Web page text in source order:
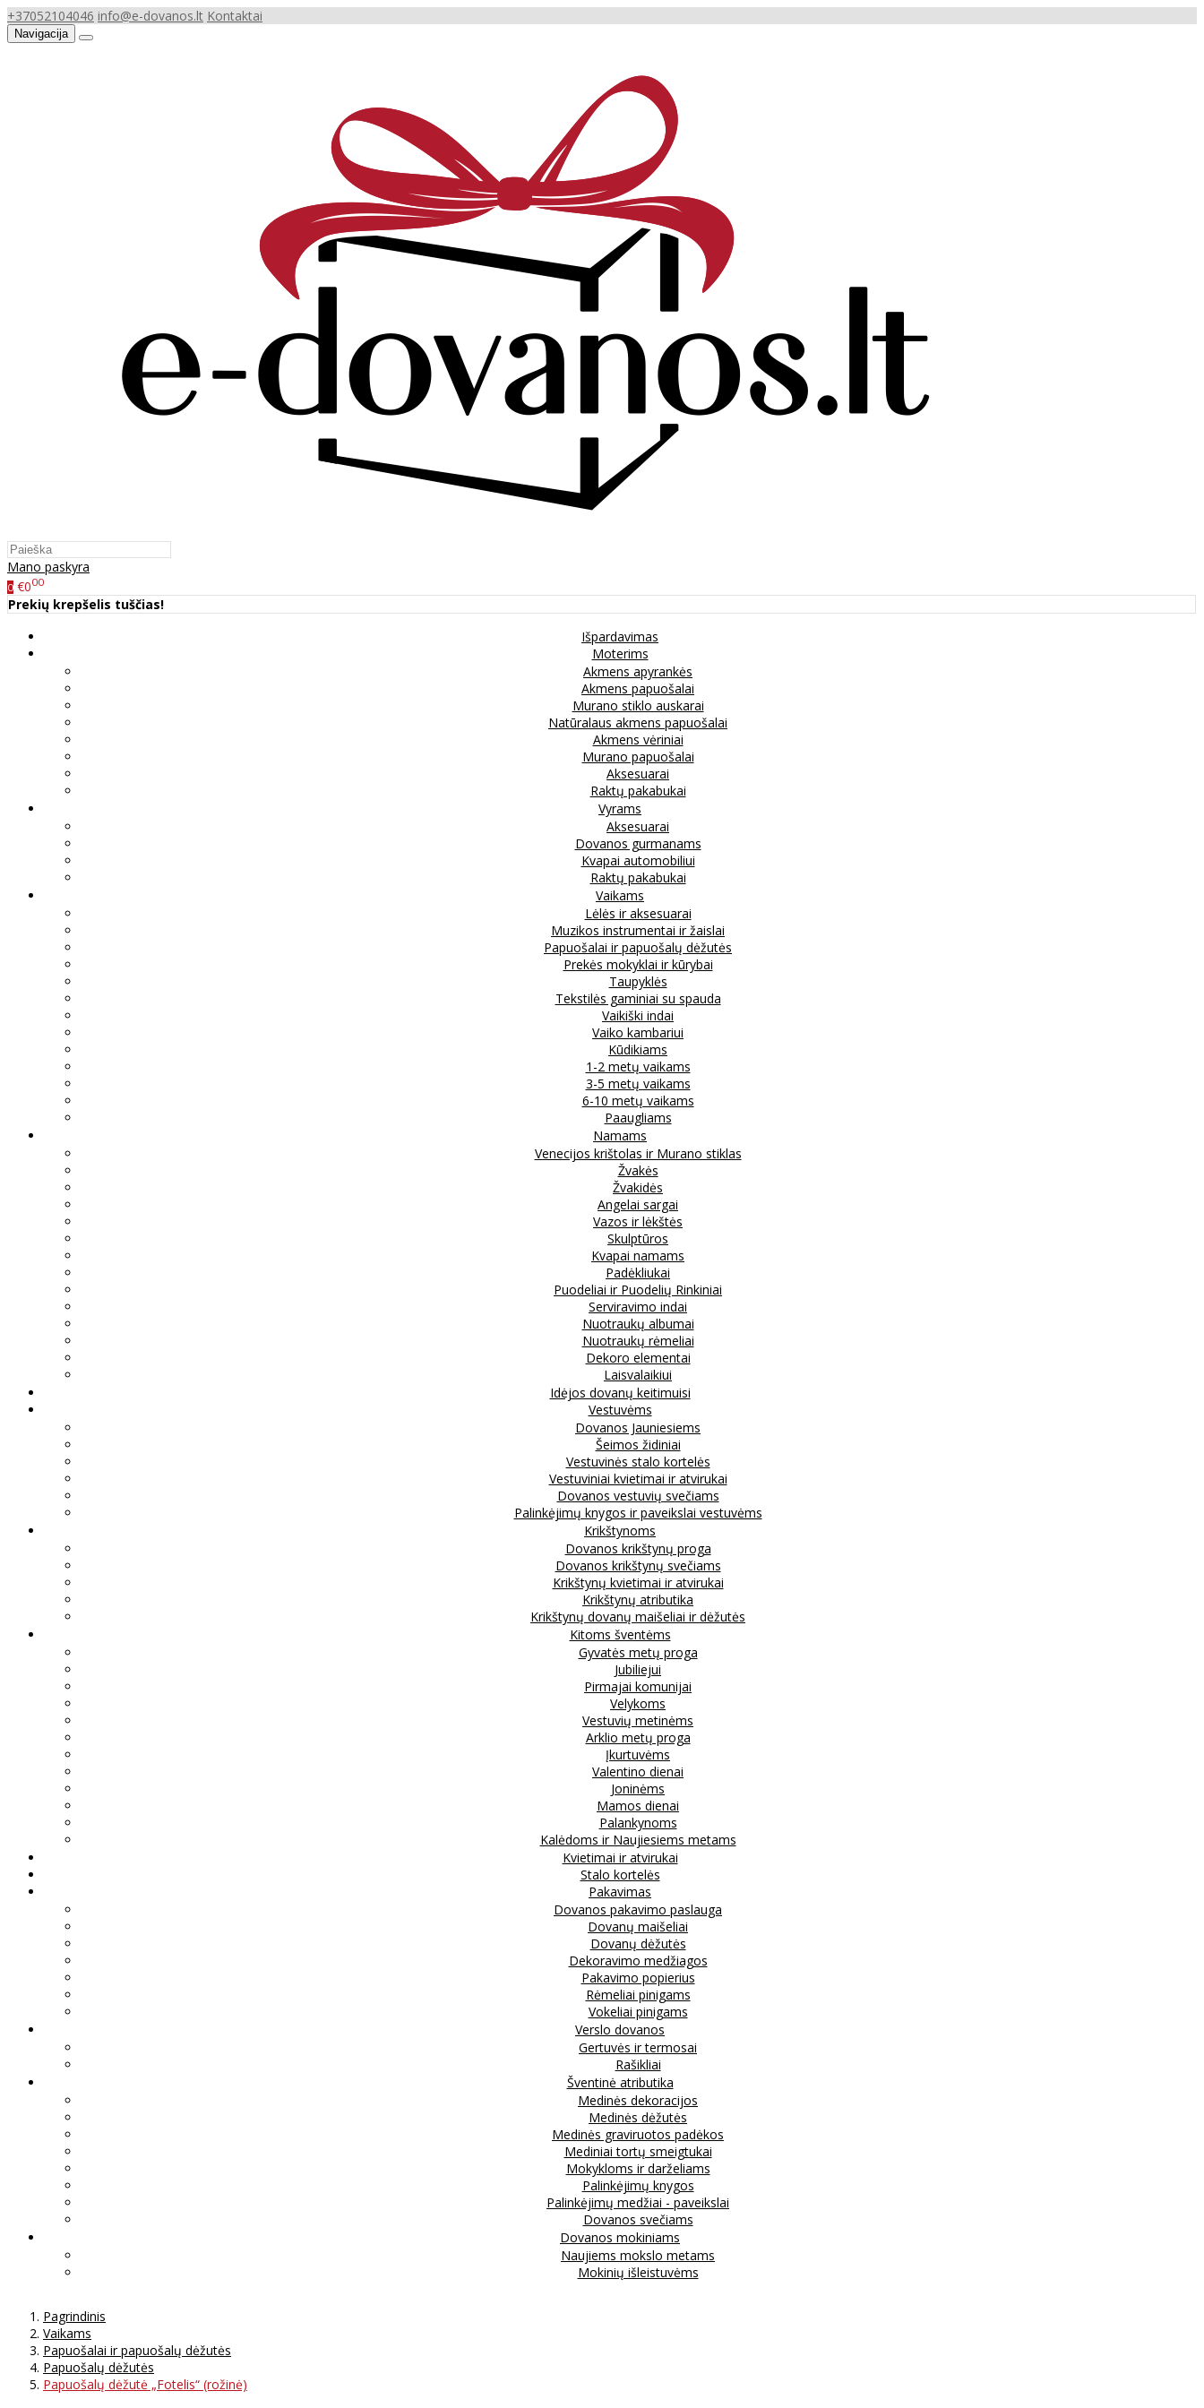
+37052104046 info@e-dovanos.lt Kontaktai
Navigacija
Mano paskyra
0 €000
Prekių krepšelis tuščias!
Išpardavimas
Moterims
Akmens apyrankės
Akmens papuošalai
Murano stiklo auskarai
Natūralaus akmens papuošalai
Akmens vėriniai
Murano papuošalai
Aksesuarai
Raktų pakabukai
Vyrams
Aksesuarai
Dovanos gurmanams
Kvapai automobiliui
Raktų pakabukai
Vaikams
Lėlės ir aksesuarai
Muzikos instrumentai ir žaislai
Papuošalai ir papuošalų dėžutės
Prekės mokyklai ir kūrybai
Taupyklės
Tekstilės gaminiai su spauda
Vaikiški indai
Vaiko kambariui
Kūdikiams
1-2 metų vaikams
3-5 metų vaikams
6-10 metų vaikams
Paaugliams
Namams
Venecijos krištolas ir Murano stiklas
Žvakės
Žvakidės
Angelai sargai
Vazos ir lėkštės
Skulptūros
Kvapai namams
Padėkliukai
Puodeliai ir Puodelių Rinkiniai
Serviravimo indai
Nuotraukų albumai
Nuotraukų rėmeliai
Dekoro elementai
Laisvalaikiui
Idėjos dovanų keitimuisi
Vestuvėms
Dovanos Jauniesiems
Šeimos židiniai
Vestuvinės stalo kortelės
Vestuviniai kvietimai ir atvirukai
Dovanos vestuvių svečiams
Palinkėjimų knygos ir paveikslai vestuvėms
Krikštynoms
Dovanos krikštynų proga
Dovanos krikštynų svečiams
Krikštynų kvietimai ir atvirukai
Krikštynų atributika
Krikštynų dovanų maišeliai ir dėžutės
Kitoms šventėms
Gyvatės metų proga
Jubiliejui
Pirmajai komunijai
Velykoms
Vestuvių metinėms
Arklio metų proga
Įkurtuvėms
Valentino dienai
Joninėms
Mamos dienai
Palankynoms
Kalėdoms ir Naujiesiems metams
Kvietimai ir atvirukai
Stalo kortelės
Pakavimas
Dovanos pakavimo paslauga
Dovanų maišeliai
Dovanų dėžutės
Dekoravimo medžiagos
Pakavimo popierius
Rėmeliai pinigams
Vokeliai pinigams
Verslo dovanos
Gertuvės ir termosai
Rašikliai
Šventinė atributika
Medinės dekoracijos
Medinės dėžutės
Medinės graviruotos padėkos
Mediniai tortų smeigtukai
Mokykloms ir darželiams
Palinkėjimų knygos
Palinkėjimų medžiai - paveikslai
Dovanos svečiams
Dovanos mokiniams
Naujiems mokslo metams
Mokinių išleistuvėms
Pagrindinis
Vaikams
Papuošalai ir papuošalų dėžutės
Papuošalų dėžutės
Papuošalų dėžutė „Fotelis“ (rožinė)